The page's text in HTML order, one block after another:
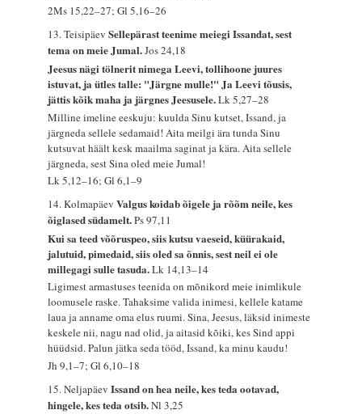
2Ms 15,22–27; Gl 5,16–26
13. TeisipäevSellepärast teenime meiegi Issandat, sest
tema on meie Jumal.Jos 24,18
Jeesus nägi tölnerit nimega Leevi, tollihoone juures
istuvat, ja ütles talle: "Järgne mulle!" Ja Leevi tõusis,
jättis kõik maha ja järgnes Jeesusele.Lk 5,27–28
Milline imeline eeskuju: kuulda Sinu kutset, Issand, ja
järgneda sellele sedamaid! Aita meilgi ära tunda Sinu
kutsuvat häält kesk maailma saginat ja kära. Aita sellele
järgneda, sest Sina oled meie Jumal!
Lk 5,12–16; Gl 6,1–9
14. KolmapäevValgus koidab õigele ja rõõm neile, kes
õiglased südamelt.Ps 97,11
Kui sa teed võõruspeo, siis kutsu vaeseid, küürakaid,
jalutuid, pimedaid, siis oled sa õnnis, sest neil ei ole
millegagi sulle tasuda.Lk 14,13–14
Ligimest armastuses teenida on mõnikord meie inimlikule
loomusele raske. Tahaksime valida inimesi, kellele katame
laua ja anname oma elus ruumi. Sina, Jeesus, läksid inimeste
keskele nii, nagu nad olid, ja aitasid kõiki, kes Sind appi
hüüdsid. Palun jätka seda tööd, Issand, ka minu kaudu!
Jh 9,1–7; Gl 6,10–18
15. NeljapäevIssand on hea neile, kes teda ootavad,
hingele, kes teda otsib.Nl 3,25